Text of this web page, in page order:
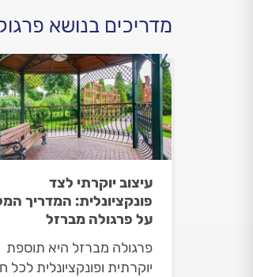
מדריכים בנושא
עיצוב יוקרתי לצד
פונקציונלית: המדריך
על פרגולה מברזל
פרגולה מברזל היא תוספת
יוקרתית ופונקציונלית לכל